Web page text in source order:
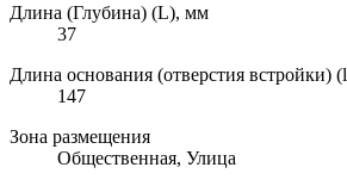
Длина (Глубина) (L), мм
37
Длина основания (отверстия встройки)
147
Зона размещения
Общественная, Улица